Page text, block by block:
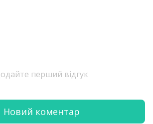
перший відгук
Новий коментар